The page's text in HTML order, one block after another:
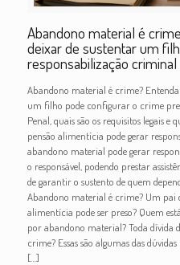
Abandono material é
deixar de sustentar um
responsabilização criminal
Abandono material é crime?
um filho pode configurar o crime
Penal, quais são os requisitos legais e
pensão alimentícia pode gerar
abandono material pode gerar
o responsável, podendo prestar
de garantir o sustento de quem
Abandono material é crime? Um pai
alimentícia pode ser preso? Quem
por abandono material? Toda dívida
crime? Essas são algumas das
[…]